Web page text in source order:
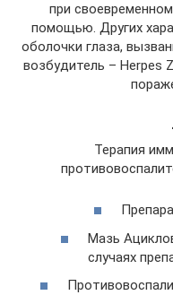
при
помощью. Других
оболочки глаза,
возбудитель – Herpes
Терапия
Мазь
случаях